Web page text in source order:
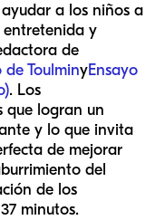
ayudar a los niños a
entretenida y
de
ToulminyEnsayo
. Los
que logran un
y lo que invita
de mejorar
del
de los
minutos.